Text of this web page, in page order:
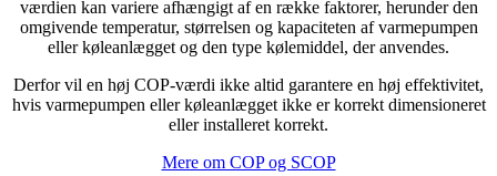
værdien kan variere afhængigt af en række faktorer, herunder den
omgivende temperatur, størrelsen og kapaciteten af varmepumpen
eller køleanlægget og den type kølemiddel, der anvendes.
Derfor vil en høj COP-værdi ikke altid garantere en høj effektivitet,
hvis varmepumpen eller køleanlægget ikke er korrekt dimensioneret
eller installeret korrekt.
Mere om COP og SCOP